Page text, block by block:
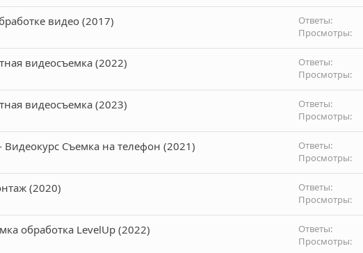
видео (2017) Ответы
Просмотры
видеосъемка (2022) Ответы
Просмотры
видеосъемка (2023) Ответы
Просмотры
Видеокурс Съемка на телефон (2021) Ответы
Просмотры
(2020) Ответы
Просмотры
обработка LevelUp (2022) Ответы
Просмотры